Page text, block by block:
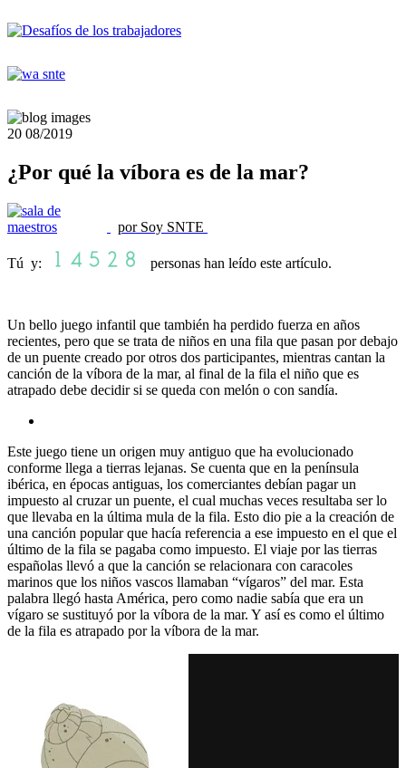
20 08/2019
¿Por qué la víbora es de la mar?
por Soy SNTE
Tú y: personas han leído este artículo.
Un bello juego infantil que también ha perdido fuerza en años
recientes, pero que se trata de niños en una fila que pasan por debajo
de un puente creado por otros dos participantes, mientras cantan la
canción de la víbora de la mar, al final de la fila el niño que es
atrapado debe decidir si se queda con melón o con sandía.
Este juego tiene un origen muy antiguo que ha evolucionado
conforme llega a tierras lejanas. Se cuenta que en la península
ibérica, en épocas antiguas, los comerciantes debían pagar un
impuesto al cruzar un puente, el cual muchas veces resultaba ser lo
que llevaba en la última mula de la fila. Esto dio pie a la creación de
una canción popular que hacía referencia a ese impuesto en el que el
último de la fila se pagaba como impuesto. El viaje por las tierras
españolas llevó a que la canción se relacionara con caracoles
marinos que los niños vascos llamaban “vígaros” del mar. Esta
palabra llegó hasta América, pero como nadie sabía que era un
vígaro se sustituyó por la víbora de la mar. Y así es como el último
de la fila es atrapado por la víbora de la mar.